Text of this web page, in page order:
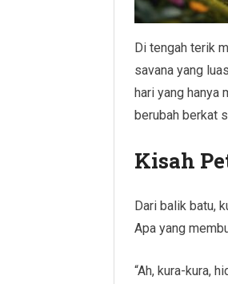
Di tengah terik
savana yang
hari yang hanya
berubah berkat
Kisah
Dari balik batu,
Apa yang
“Ah, kura-kura,